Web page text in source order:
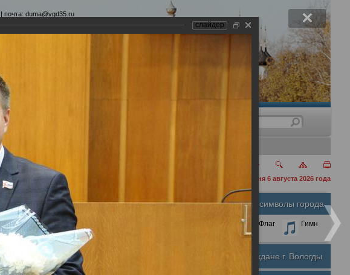
почта: duma@vgd35.ru
объединения
сегодня 6 августа 2026 года
дом - 2019»
Официальные символы города
Флаг Гимн
Почетные граждане г. Вологды
слайдер